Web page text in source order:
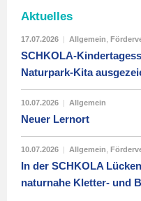
Aktuelles
17.07.2026 | Allgemein
SCHKOLA-
Naturpark-Kita
10.07.2026 | Allgemein
Neuer Lernort
10.07.2026 | Allgemein
In der SCHKOLA
naturnahe Kletter- und